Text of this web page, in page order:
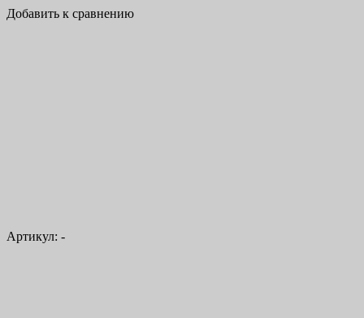
Добавить к сравнению
Артикул: -